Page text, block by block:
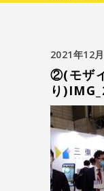
2021年12
②(モザ
り